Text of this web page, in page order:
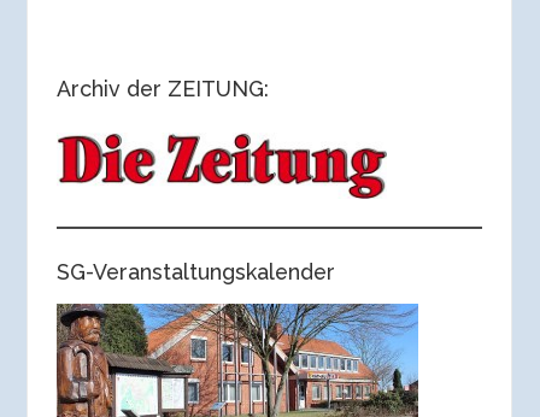
Archiv der ZEITUNG:
SG-Veranstaltungskalender